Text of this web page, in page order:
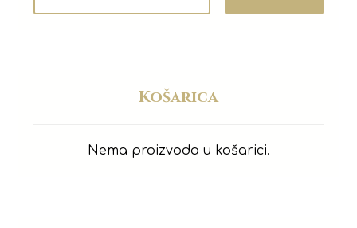
Košarica
Nema proizvoda u košarici.